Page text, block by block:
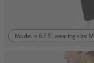
Model is 6'2.5", wearing size M